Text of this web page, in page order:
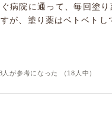
ぐ病院に通って、毎回塗
が、塗り薬はベトベトし
人が参考になった （ 18 人中）